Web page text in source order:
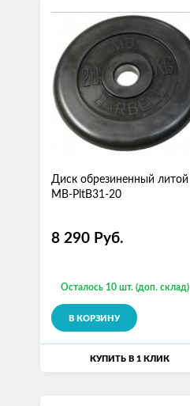
Диск обрезиненный литой
MB-PltB31-20
8 290 Руб.
Осталось 10 шт. (доп. склад)
В КОРЗИНУ
КУПИТЬ В 1 КЛИК